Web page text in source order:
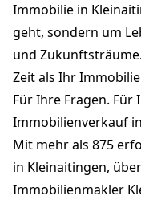
Immobilie in
geht, sondern um
und
Zeit als Ihr
Für Ihre Fragen. Für
Immobilienverkauf
Mit mehr als 875
in Kleinaitingen,
Immobilienmakler